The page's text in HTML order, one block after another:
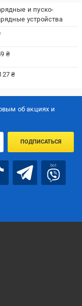
и пуско-
устройства
₴
₴
об акцияx и
ПОДПИСАТЬСЯ
bot